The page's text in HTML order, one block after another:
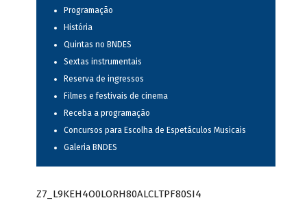
Programação
História
Quintas no BNDES
Sextas instrumentais
Reserva de ingressos
Filmes e festivais de cinema
Receba a programação
Concursos para Escolha de Espetáculos Musicais
Galeria BNDES
Z7_L9KEH4O0LORH80ALCLTPF80SI4